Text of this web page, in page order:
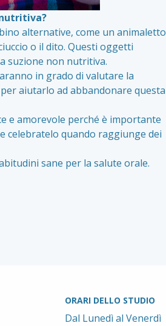
alternative, come un animaletto
o il dito. Questi oggetti
suzione non nutritiva.
in grado di valutare la
aiutarlo ad abbandonare questa
e amorevole perché è importante
celebratelo quando raggiunge dei
sane per la salute orale.
ORARI DELLO STUDIO
Dal Lunedì al Venerdì